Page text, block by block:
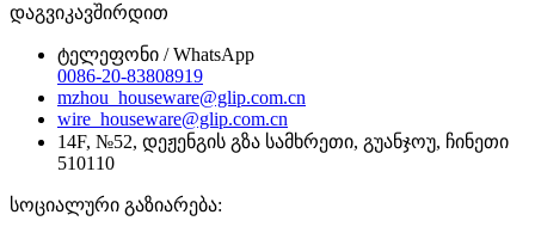
დაგვიკავშირდით
ტელეფონი / WhatsApp
0086-20-83808919
mzhou_houseware@glip.com.cn
wire_houseware@glip.com.cn
14F, №52, დეჟენგის გზა სამხრეთი, გუანჯოუ, ჩინეთი
510110
სოციალური გაზიარება: